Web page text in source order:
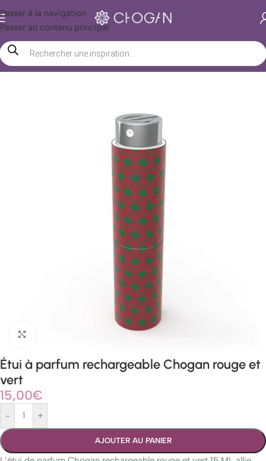
Passer à la navigation
Passer au contenu principal
Accueil/ Boutique Chogan/ Étui de Parfum Chogan
Étui à parfum rechargeable Chogan rouge et
vert
15,00€
- +
AJOUTER AU PANIER